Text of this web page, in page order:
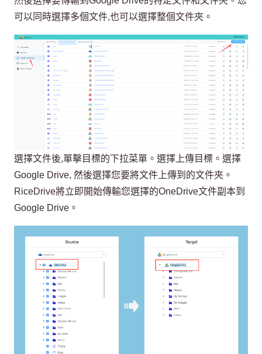
可以同時選擇多個文件,也可以選擇整個文件夾。
選擇文件後,單擊目標的下拉菜單。選擇上傳目標。選擇
Google Drive, 然後選擇您要將文件上傳到的文件夾。
RiceDrive將立即開始傳輸您選擇的OneDrive文件副本到
Google Drive。